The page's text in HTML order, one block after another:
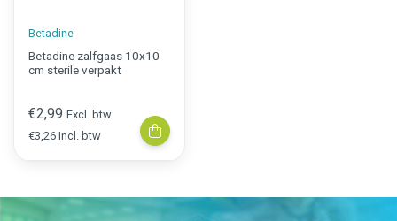
Betadine
Betadine zalfgaas 10x10
cm sterile verpakt
€2,99 Excl. btw
€3,26 Incl. btw